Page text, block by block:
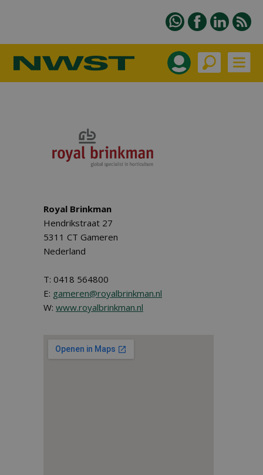
Royal Brinkman
Hendrikstraat 27
5311 CT Gameren
Nederland
T: 0418 564800
E: gameren@royalbrinkman.nl
W: www.royalbrinkman.nl